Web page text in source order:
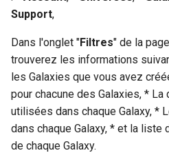
Support,
Dans l'onglet "Filtres" de la
trouverez les informations
les Galaxies que vous avez
pour chacune des Galaxies, *
utilisées dans chaque Galaxy, *
dans chaque Galaxy, * et la
de chaque Galaxy.